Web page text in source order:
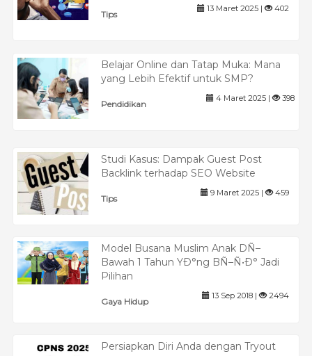
Tips
13 Maret 2025 | 402
Belajar Online dan Tatap Muka: Mana
yang Lebih Efektif untuk SMP?
Pendidikan
4 Maret 2025 | 398
Studi Kasus: Dampak Guest Post
Backlink terhadap SEO Website
Tips
9 Maret 2025 | 459
Model Busana Muslim Anak DÑ–
Bawah 1 Tahun YÐ°ng BÑ–Ñ•Ð° Jadi
Pilihan
Gaya Hidup
13 Sep 2018 | 2494
Persiapkan Diri Anda dengan Tryout